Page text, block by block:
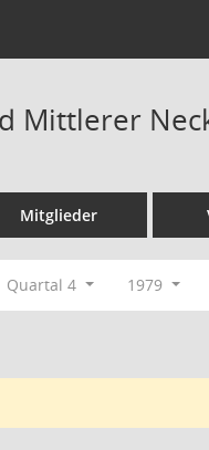
Mittlerer
Mitglieder
Quartal 4 1979